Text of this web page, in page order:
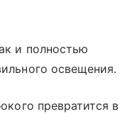
и полностью
освещения.
превратится в